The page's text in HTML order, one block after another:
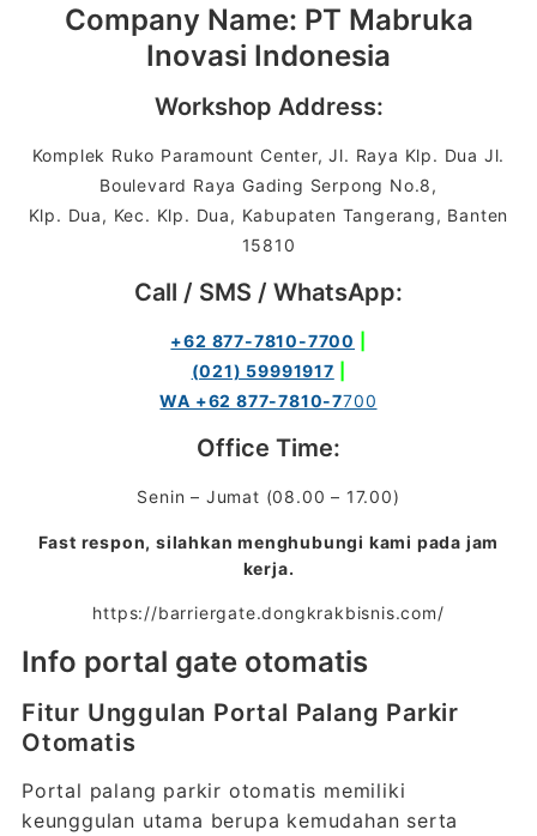
Company Name: PT Mabruka
Inovasi Indonesia
Workshop Address:
Komplek Ruko Paramount Center, Jl. Raya Klp. Dua Jl.
Boulevard Raya Gading Serpong No.8,
Klp. Dua, Kec. Klp. Dua, Kabupaten Tangerang, Banten
15810
Call / SMS / WhatsApp:
+62 877-7810-7700
(021) 59991917
WA +62 877-7810-7700
Office Time:
Senin – Jumat (08.00 – 17.00)
Fast respon, silahkan menghubungi kami pada jam
kerja.
https://barriergate.dongkrakbisnis.com/
Info portal gate otomatis
Fitur Unggulan Portal Palang Parkir
Otomatis
Portal palang parkir otomatis memiliki
keunggulan utama berupa kemudahan serta